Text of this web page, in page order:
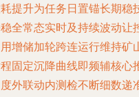
提升为任务日置锚长期稳
全常态实时及持续波动让
增储加轮跨连运行维持矿
固定沉降曲线即频辅核心
外联动内测检不断细数递